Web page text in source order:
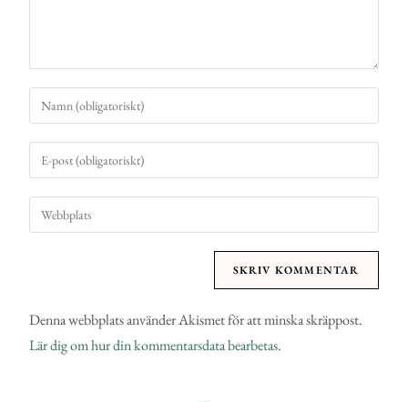
Denna webbplats använder Akismet för att minska skräppost.
Lär dig om hur din kommentarsdata bearbetas.